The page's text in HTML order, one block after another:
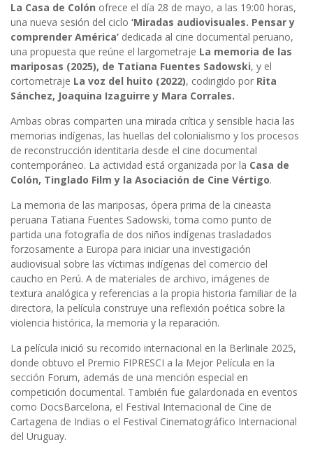
La Casa de Colón ofrece el día 28 de mayo, a las 19:00 horas,
una nueva sesión del ciclo ‘Miradas audiovisuales. Pensar y
comprender América’ dedicada al cine documental peruano,
una propuesta que reúne el largometraje La memoria de las
mariposas (2025), de Tatiana Fuentes Sadowski, y el
cortometraje La voz del huito (2022), codirigido por Rita
Sánchez, Joaquina Izaguirre y Mara Corrales.
Ambas obras comparten una mirada crítica y sensible hacia las
memorias indígenas, las huellas del colonialismo y los procesos
de reconstrucción identitaria desde el cine documental
contemporáneo. La actividad está organizada por la Casa de
Colón, Tinglado Film y la Asociación de Cine Vértigo.
La memoria de las mariposas, ópera prima de la cineasta
peruana Tatiana Fuentes Sadowski, toma como punto de
partida una fotografía de dos niños indígenas trasladados
forzosamente a Europa para iniciar una investigación
audiovisual sobre las víctimas indígenas del comercio del
caucho en Perú. A de materiales de archivo, imágenes de
textura analógica y referencias a la propia historia familiar de la
directora, la película construye una reflexión poética sobre la
violencia histórica, la memoria y la reparación.
La película inició su recorrido internacional en la Berlinale 2025,
donde obtuvo el Premio FIPRESCI a la Mejor Película en la
sección Forum, además de una mención especial en
competición documental. También fue galardonada en eventos
como DocsBarcelona, el Festival Internacional de Cine de
Cartagena de Indias o el Festival Cinematográfico Internacional
del Uruguay.